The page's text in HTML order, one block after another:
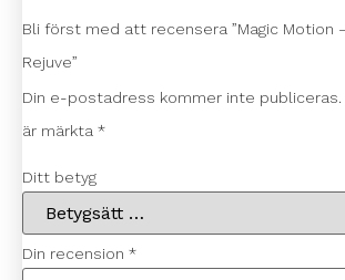
Bli först med att recensera ”Magic Motion
Rejuve”
Din e-postadress kommer inte publiceras.
är märkta *
Ditt betyg
Din recension *